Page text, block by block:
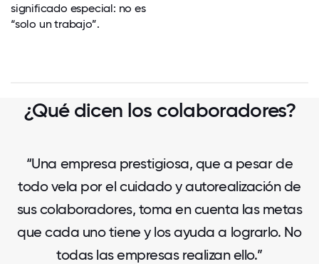
significado especial: no es
“solo un trabajo”.
¿Qué dicen los colaboradores?
“Una empresa prestigiosa, que a pesar de
todo vela por el cuidado y autorealización de
sus colaboradores, toma en cuenta las metas
que cada uno tiene y los ayuda a lograrlo. No
todas las empresas realizan ello.”